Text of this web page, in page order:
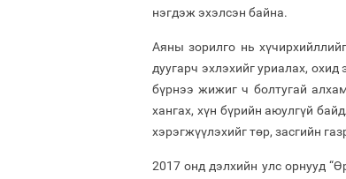
нэгдэж эхэлсэн байна.
Аяны зорилго нь
дуугарч эхлэхийг уриалах,
бүрнээ жижиг ч болтугай
хангах, хүн бүрийн аюулгүй
хэрэгжүүлэхийг төр, засгийн
2017 онд дэлхийн улс орнууд